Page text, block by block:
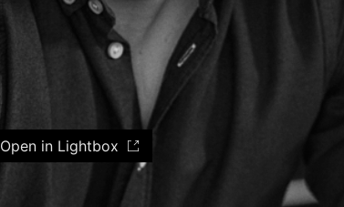
Open in Lightbox